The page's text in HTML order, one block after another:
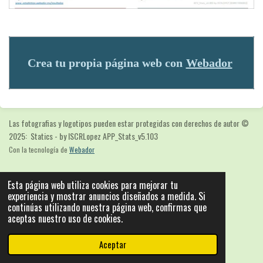
Esta página web utiliza cookies para mejorar tu
experiencia y mostrar anuncios diseñados a medida. Si
continúas utilizando nuestra página web, confirmas que
aceptas nuestro uso de cookies.
Aceptar
Crea tu propia página web con Webador
Las fotografias y logotipos pueden estar protegidas con derechos de autor©
2025: Statics - by ISCRLopez APP_Stats_v5.103
Con la tecnología de Webador